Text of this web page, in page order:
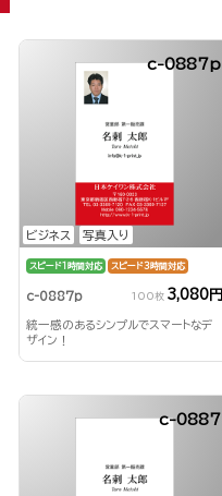
ビジネス 写真入り
c-0887p
スピード1時間対応 スピード3時間対応
c-0887p 100枚 3,080円
統一感のあるシンプルでスマートなデ
ザイン！
c-0887